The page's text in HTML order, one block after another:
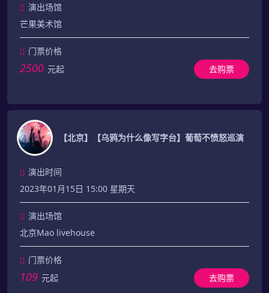
演出场馆
芒果美术馆
门票价格
2500 元起 去购票
【北京】【乌鸦为什么像写字台】葡萄不愤怒巡演
演出时间
2023年01月15日 15:00 星期天
演出场馆
北京Mao livehouse
门票价格
109 元起 去购票